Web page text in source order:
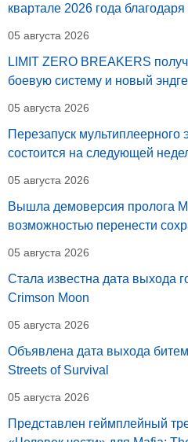
квартале 2026 года
05 августа 2026
LIMIT ZERO BREAKERS
боевую систему и новый
05 августа 2026
Перезапуск мультиплеерного
состоится на следующей
05 августа 2026
Вышла демоверсия пролога
возможностью перенести
05 августа 2026
Стала известна дата выхода
Crimson Moon
05 августа 2026
Объявлена дата выхода
Streets of Survival
05 августа 2026
Представлен геймплейный